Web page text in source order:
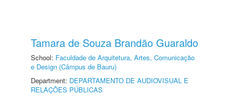
Tamara de Souza Brandão Guaraldo
School: Faculdade de Arquitetura, Artes, Comunicação
e Design (Câmpus de Bauru)
Department: DEPARTAMENTO DE AUDIOVISUAL E
RELAÇÕES PÚBLICAS